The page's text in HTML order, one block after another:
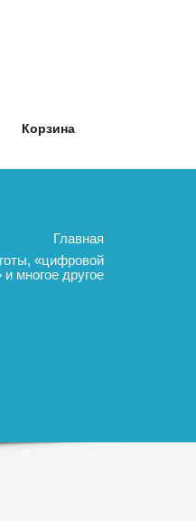
Корзина
Главная
«цифровой
и многое другое